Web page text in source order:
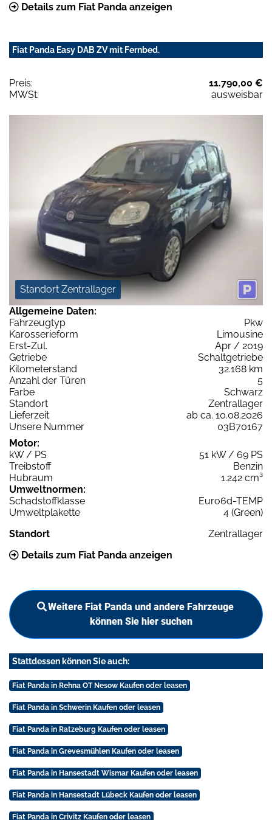
Details zum Fiat Panda anzeigen
Fiat Panda Easy DAB ZV mit Fernbed.
Preis:
11.790,00 €
MWSt:
ausweisbar
Standort Zentrallager
Allgemeine Daten:
Fahrzeugtyp
Pkw
Karosserieform
Limousine
Erst-Zul.
Apr / 2019
Getriebe
Schaltgetriebe
Kilometerstand
32.168 km
Anzahl der Türen
5
Farbe
Schwarz
Standort
Zentrallager
Lieferzeit
ab ca. 10.08.2026
Unsere Nummer
03B70167
Motor:
kW / PS
51 kW / 69 PS
Treibstoff
Benzin
Hubraum
1.242 cm³
Umweltnormen:
Schadstoffklasse
Euro6d-TEMP
Umweltplakette
4 (Green)
Standort
Zentrallager
Details zum Fiat Panda anzeigen
Weitere Fiat Panda und andere Fahrzeuge
können Sie hier suchen
Stattdessen können Sie auch:
Fiat Panda in Rehna OT Nesow Kaufen oder leasen
Fiat Panda in Schwerin Kaufen oder leasen
Fiat Panda in Ratzeburg Kaufen oder leasen
Fiat Panda in Grevesmühlen Kaufen oder leasen
Fiat Panda in Hansestadt Wismar Kaufen oder leasen
Fiat Panda in Hansestadt Lübeck Kaufen oder leasen
Fiat Panda in Crivitz Kaufen oder leasen